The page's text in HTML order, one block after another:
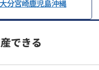
大分宮崎鹿児島沖縄
できる